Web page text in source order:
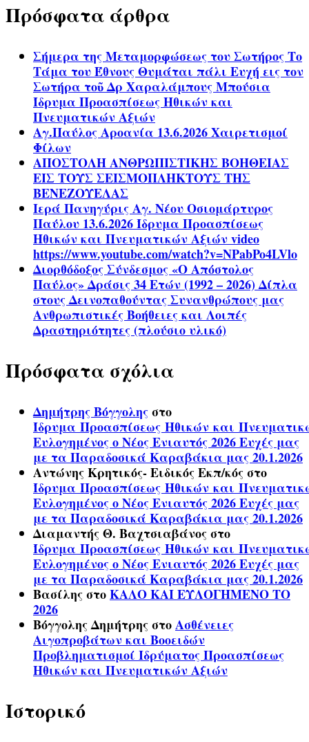
Πρόσφατα άρθρα
Σήμερα της Μεταμορφώσεως του Σωτήρος Το
Τάμα του Έθνους Θυμάται πάλι Ευχή εις τον
Σωτήρα τοῦ Δρ Χαραλάμπους Μπούσια
Ίδρυμα Προασπίσεως Ηθικών και
Πνευματικών Αξιών
Αγ.Παύλος Αροανία 13.6.2026 Χαιρετισμοί
Φίλων
ΑΠΟΣΤΟΛΗ ΑΝΘΡΩΠΙΣΤΙΚΗΣ ΒΟΗΘΕΙΑΣ
ΕΙΣ ΤΟΥΣ ΣΕΙΣΜΟΠΛΗΚΤΟΥΣ ΤΗΣ
ΒΕΝΕΖΟΥΕΛΑΣ
Ιερά Πανηγύρις Αγ. Νέου Οσιομάρτυρος
Παύλου 13.6.2026 Ίδρυμα Προασπίσεως
Ηθικών και Πνευματικών Αξιών video
https://www.youtube.com/watch?v=NPabPo4LVlo
Διορθόδοξος Σύνδεσμος «Ο Απόστολος
Παύλος» Δράσις 34 Ετών (1992 – 2026) Δίπλα
στους Δεινοπαθούντας Συνανθρώπους μας
Ανθρωπιστικές Βοήθειες και Λοιπές
Δραστηριότητες (πλούσιο υλικό)
Πρόσφατα σχόλια
Δημήτρης Βόγγοληςστο
Ίδρυμα Προασπίσεως Ηθικών και
Ευλογημένος ο Νέος Ενιαυτός 2026 Ευχές μας
με τα Παραδοσικά Καραβάκια μας 20.1.2026
Αντώνης Κρητικός- Ειδικός Εκπ/κόςστο
Ίδρυμα Προασπίσεως Ηθικών και
Ευλογημένος ο Νέος Ενιαυτός 2026 Ευχές μας
με τα Παραδοσικά Καραβάκια μας 20.1.2026
Διαμαντής Θ. Βαχτσιαβάνοςστο
Ίδρυμα Προασπίσεως Ηθικών και
Ευλογημένος ο Νέος Ενιαυτός 2026 Ευχές μας
με τα Παραδοσικά Καραβάκια μας 20.1.2026
ΒασίληςστοΚΑΛΟ ΚΑΙ ΕΥΛΟΓΗΜΕΝΟ ΤΟ
2026
Βόγγολης ΔημήτρηςστοΑσθένειες
Αιγοπροβάτων και Βοοειδών
Προβληματισμοί Ιδρύματος Προασπίσεως
Ηθικών και Πνευματικών Αξιών
Ιστορικό